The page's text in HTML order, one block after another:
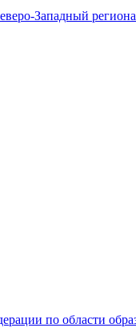
Западный
по области